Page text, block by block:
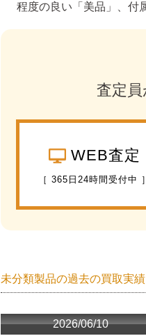
程度の良い「美品」、付
査定
WEB査定
［ 365日24時間受付中 ］
未分類製品の過去の買取実績
2026/06/10